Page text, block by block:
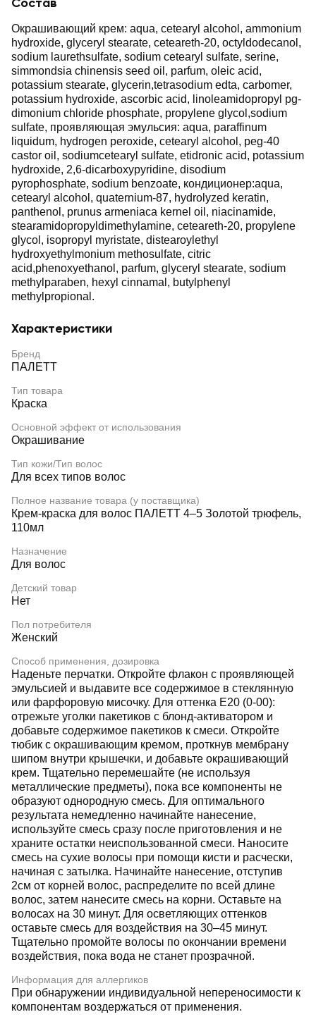
Окрашивающий крем: aqua, cetearyl alcohol, ammonium
hydroxide, glyceryl stearate, ceteareth-20, octyldodecanol,
sodium laurethsulfate, sodium cetearyl sulfate, serine,
simmondsia chinensis seed oil, parfum, oleic acid,
potassium stearate, glycerin,tetrasodium edta, carbomer,
potassium hydroxide, ascorbic acid, linoleamidopropyl pg-
dimonium chloride phosphate, propylene glycol,sodium
sulfate, проявляющая эмульсия: aqua, paraffinum
liquidum, hydrogen peroxide, cetearyl alcohol, peg-40
castor oil, sodiumcetearyl sulfate, etidronic acid, potassium
hydroxide, 2,6-dicarboxypyridine, disodium
pyrophosphate, sodium benzoate, кондиционер:aqua,
cetearyl alcohol, quaternium-87, hydrolyzed keratin,
panthenol, prunus armeniaca kernel oil, niacinamide,
stearamidopropyldimethylamine, ceteareth-20, propylene
glycol, isopropyl myristate, distearoylethyl
hydroxyethylmonium methosulfate, citric
acid,phenoxyethanol, parfum, glyceryl stearate, sodium
methylparaben, hexyl cinnamal, butylphenyl
methylpropional.
Характеристики
Бренд
ПАЛЕТТ
Тип товара
Краска
Основной эффект от использования
Окрашивание
Тип кожи/Тип волос
Для всех типов волос
Полное название товара (у поставщика)
Крем-краска для волос ПАЛЕТТ 4–5 Золотой трюфель,
110мл
Назначение
Для волос
Детский товар
Нет
Пол потребителя
Женский
Способ применения, дозировка
Наденьте перчатки. Откройте флакон с проявляющей
эмульсией и выдавите все содержимое в стеклянную
или фарфоровую мисочку. Для оттенка E20 (0-00):
отрежьте уголки пакетиков с блонд-активатором и
добавьте содержимое пакетиков к смеси. Откройте
тюбик с окрашивающим кремом, проткнув мембрану
шипом внутри крышечки, и добавьте окрашивающий
крем. Тщательно перемешайте (не используя
металлические предметы), пока все компоненты не
образуют однородную смесь. Для оптимального
результата немедленно начинайте нанесение,
используйте смесь сразу после приготовления и не
храните остатки неиспользованной смеси. Наносите
смесь на сухие волосы при помощи кисти и расчески,
начиная с затылка. Начинайте нанесение, отступив
2см от корней волос, распределите по всей длине
волос, затем нанесите смесь на корни. Оставьте на
волосах на 30 минут. Для осветляющих оттенков
оставьте смесь для воздействия на 30–45 минут.
Тщательно промойте волосы по окончании времени
воздействия, пока вода не станет прозрачной.
Информация для аллергиков
При обнаружении индивидуальной непереносимости к
компонентам воздержаться от применения.